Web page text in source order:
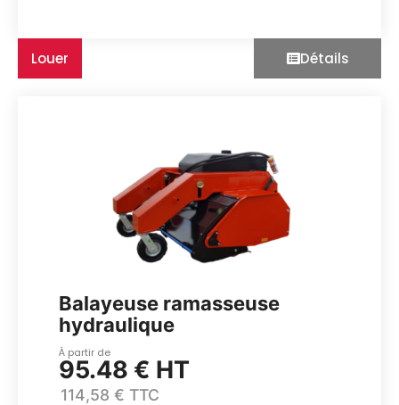
Louer Détails
Balayeuse ramasseuse
hydraulique
À partir de
95.48 € HT
114,58 € TTC